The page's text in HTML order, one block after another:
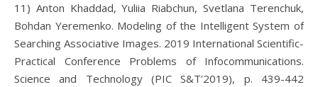
11) Anton Khaddad, Yuliia Riabchun, Svetlana Terenchuk,
Bohdan Yeremenko. Modeling of the Intelligent System of
Searching Associative Images. 2019 International Scientific-
Practical Conference Problems of Infocommunications.
Science and Technology (PIC S&T’2019), р. 439-442